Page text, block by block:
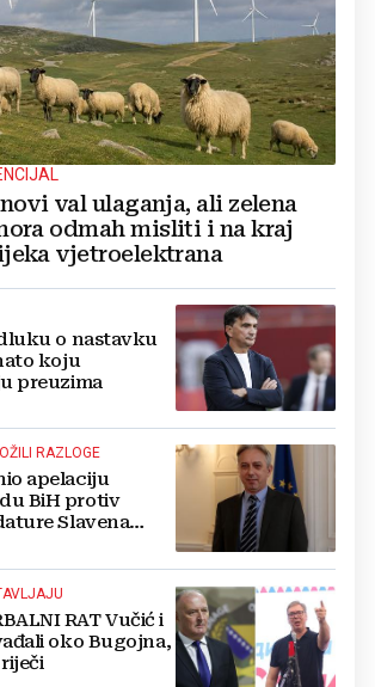
val ulaganja, ali zelena
odmah misliti i na kraj
vjetroelektrana
o nastavku
koju
preuzima
RAZLOGE
apelaciju
BiH protiv
Slavena
RAT Vučić i
oko Bugojna,